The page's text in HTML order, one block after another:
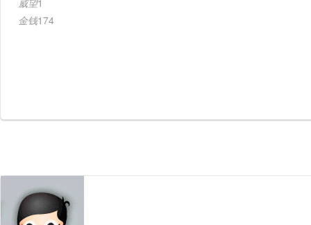
威望1
金钱174